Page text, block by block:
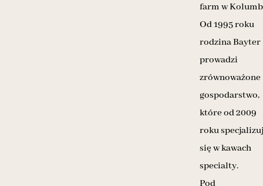
farm w
Od 1995 roku
rodzina Bayter
prowadzi
zrównoważone
gospodarstwo,
które od 2009
roku
się w kawach
specialty.
Pod